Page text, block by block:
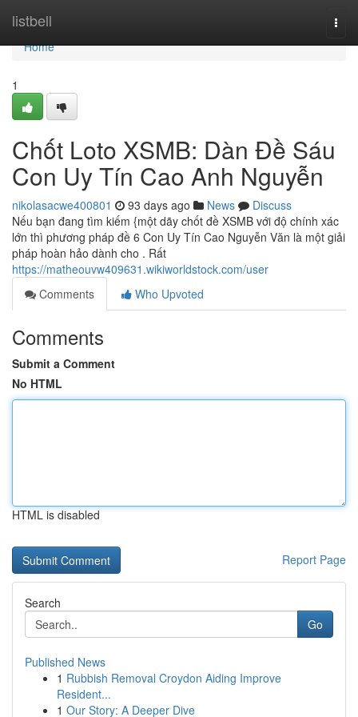
listbell
Home
Home
1
Chốt Loto XSMB: Dàn Đề Sáu
Con Uy Tín Cao Anh Nguyễn
nikolasacwe400801 93 days ago News
Discuss
Nếu bạn đang tìm kiếm {một dãy chốt đề XSMB với độ chính xác
lớn thì phương pháp đề 6 Con Uy Tín Cao Nguyễn Văn là một giải
pháp hoàn hảo dành cho . Rất
https://matheouvw409631.wikiworldstock.com/user
Comments
Who Upvoted
Comments
Submit a Comment
No HTML
HTML is disabled
Report Page
Search
Go
Published News
1 Rubbish Removal Croydon Aiding Improve
Resident...
1 Our Story: A Deeper Dive